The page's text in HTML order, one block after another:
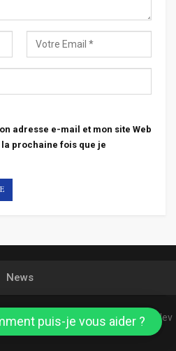
adresse e-mail et mon site Web
prochaine fois que je
News
Reserved. Website Design:Confordev
puis-je vous aider ?